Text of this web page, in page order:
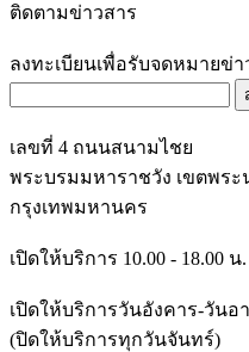
ติดตามข่าวสาร
ลงทะเบียนเพื่อรับจดหมายข่า
เลขที่ 4 ถนนสนามไชย
พระบรมมหาราชวัง เขตพระ
กรุงเทพมหานคร
เปิดให้บริการ 10.00 - 18.00 น.
เปิดให้บริการวันอังคาร-วันอ
(ปิดให้บริการทุกวันจันทร์)